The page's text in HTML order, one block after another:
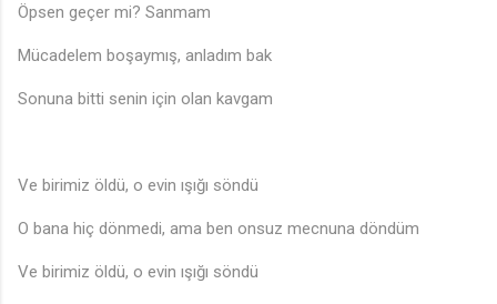
Öpsen geçer mi? Sanmam
Mücadelem boşaymış, anladım bak
Sonuna bitti senin için olan kavgam
Ve birimiz öldü, o evin ışığı söndü
O bana hiç dönmedi, ama ben onsuz mecnuna döndüm
Ve birimiz öldü, o evin ışığı söndü